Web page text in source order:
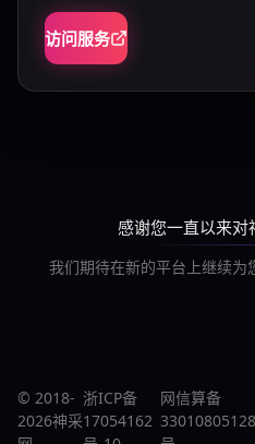
访问服务
感谢您一直以来对
我们期待在新的平台上继续为
© 2018-
2026神采
浙ICP备
17054162
网信算备